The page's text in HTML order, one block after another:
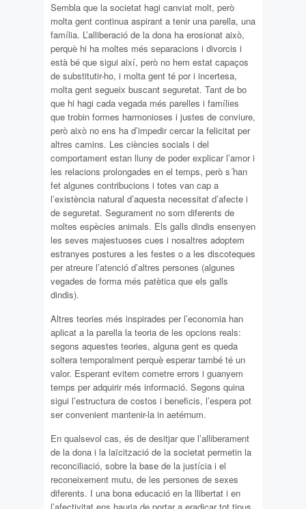
Sembla que la societat hagi canviat molt, però
molta gent continua aspirant a tenir una parella, una
família. L’alliberació de la dona ha erosionat això,
perquè hi ha moltes més separacions i divorcis i
està bé que sigui així, però no hem estat capaços
de substitutir-ho, i molta gent té por i incertesa,
molta gent segueix buscant seguretat. Tant de bo
que hi hagi cada vegada més parelles i famílies
que trobin formes harmonioses i justes de conviure,
però això no ens ha d’impedir cercar la felicitat per
altres camins. Les ciències socials i del
comportament estan lluny de poder explicar l’amor i
les relacions prolongades en el temps, però s´han
fet algunes contribucions i totes van cap a
l’existència natural d’aquesta necessitat d’afecte i
de seguretat. Segurament no som diferents de
moltes espècies animals. Els galls dindis ensenyen
les seves majestuoses cues i nosaltres adoptem
estranyes postures a les festes o a les discoteques
per atreure l’atenció d’altres persones (algunes
vegades de forma més patètica que els galls
dindis).
Altres teories més inspirades per l’economia han
aplicat a la parella la teoria de les opcions reals:
segons aquestes teories, alguna gent es queda
soltera temporalment perquè esperar també té un
valor. Esperant evitem cometre errors i guanyem
temps per adquirir més informació. Segons quina
sigui l’estructura de costos i beneficis, l’espera pot
ser convenient mantenir-la in aetérnum.
En qualsevol cas, és de desitjar que l’alliberament
de la dona i la laïcització de la societat permetin la
reconciliació, sobre la base de la justícia i el
reconeixement mutu, de les persones de sexes
diferents. I una bona educació en la llibertat i en